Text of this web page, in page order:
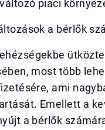
piaci
a bérlők
most több
ami
Emellett a
a bérlők